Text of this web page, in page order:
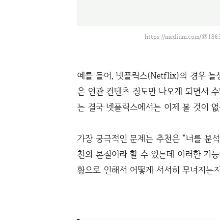
https://medium.com/
예를 들어, 넷플릭스(Netflix)의 경우 늘
은 연관 컨텐츠 정도만 나오게 되면서
는 결국 넷플릭스에서는 이제 볼 것이
가장 궁극적인 문제는 추천은 "너를 분
천의 본질이라 할 수 있는데 이러한 기
황으로 인해서 어떻게 서서히 무너지는